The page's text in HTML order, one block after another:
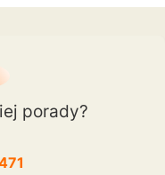
porady?